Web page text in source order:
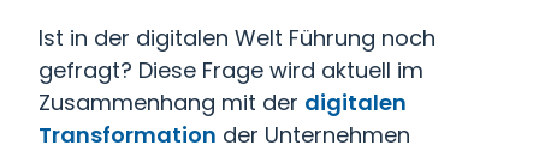
Ist in der digitalen Welt Führung noch
gefragt? Diese Frage wird aktuell im
Zusammenhang mit der digitalen
Transformation der Unternehmen